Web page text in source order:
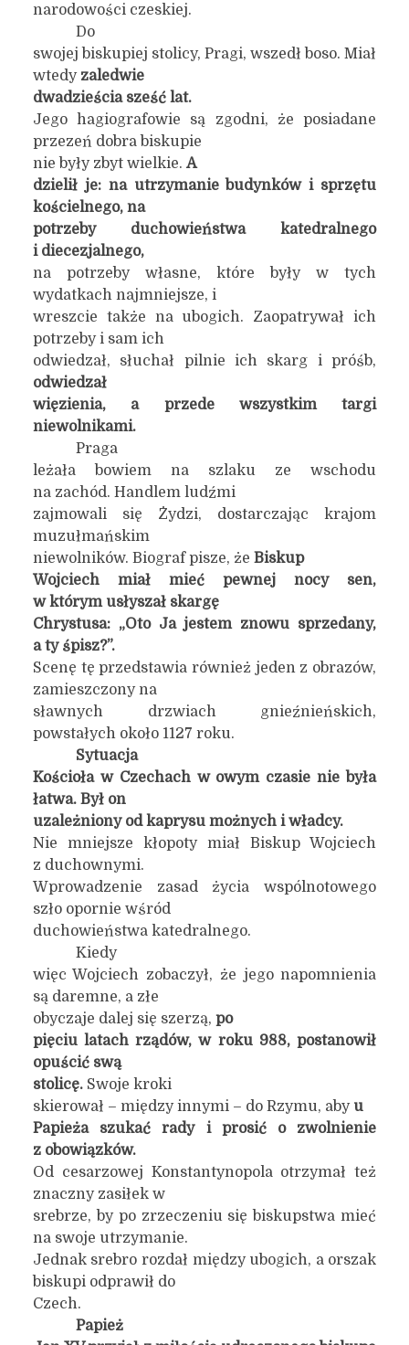
narodowości czeskiej.
Do
swojej biskupiej stolicy, Pragi, wszedł boso. Miał
wtedy zaledwie
dwadzieścia sześć lat.
Jego hagiografowie są zgodni, że posiadane
przezeń dobra biskupie
nie były zbyt wielkie. A
dzielił je: na utrzymanie budynków i sprzętu
kościelnego, na
potrzeby duchowieństwa katedralnego
i diecezjalnego,
na potrzeby własne, które były w tych
wydatkach najmniejsze, i
wreszcie także na ubogich. Zaopatrywał ich
potrzeby i sam ich
odwiedzał, słuchał pilnie ich skarg i próśb,
odwiedzał
więzienia, a przede wszystkim targi
niewolnikami.
Praga
leżała bowiem na szlaku ze wschodu
na zachód. Handlem ludźmi
zajmowali się Żydzi, dostarczając krajom
muzułmańskim
niewolników. Biograf pisze, że Biskup
Wojciech miał mieć pewnej nocy sen,
w którym usłyszał skargę
Chrystusa: „Oto Ja jestem znowu sprzedany,
a ty śpisz?”.
Scenę tę przedstawia również jeden z obrazów,
zamieszczony na
sławnych drzwiach gnieźnieńskich,
powstałych około 1127 roku.
Sytuacja
Kościoła w Czechach w owym czasie nie była
łatwa. Był on
uzależniony od kaprysu możnych i władcy.
Nie mniejsze kłopoty miał Biskup Wojciech
z duchownymi.
Wprowadzenie zasad życia wspólnotowego
szło opornie wśród
duchowieństwa katedralnego.
Kiedy
więc Wojciech zobaczył, że jego napomnienia
są daremne, a złe
obyczaje dalej się szerzą, po
pięciu latach rządów, w roku 988, postanowił
opuścić swą
stolicę.Swoje kroki
skierował – między innymi – do Rzymu, aby u
Papieża szukać rady i prosić o zwolnienie
z obowiązków.
Od cesarzowej Konstantynopola otrzymał też
znaczny zasiłek w
srebrze, by po zrzeczeniu się biskupstwa mieć
na swoje utrzymanie.
Jednak srebro rozdał między ubogich, a orszak
biskupi odprawił do
Czech.
Papież